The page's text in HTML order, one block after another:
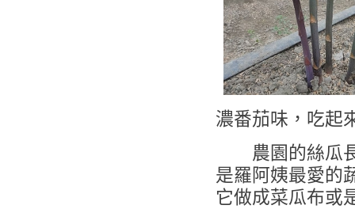
濃番茄味，吃起
農園的絲瓜長
是羅阿姨最愛的
它做成菜瓜布或